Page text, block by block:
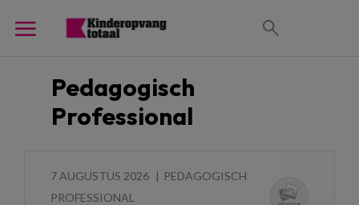
Pedagogisch
Professional
7 AUGUSTUS 2026
PEDAGOGISCH
PROFESSIONAL